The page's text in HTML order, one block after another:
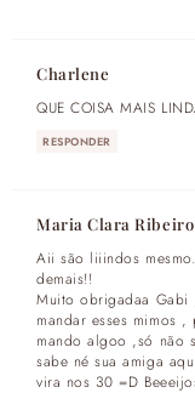
Charlene
QUE COISA MAIS
RESPONDER
Maria Clara Ribeiro
Aii são liiindos
demais!!
Muito obrigadaa
mandar esses mimos
mando algoo ,só não
sabe né sua amiga
vira nos 30 =D